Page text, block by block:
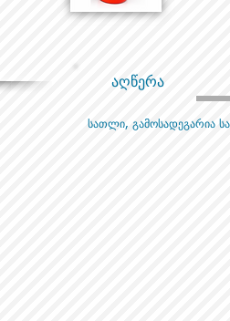
აღწერა
სათლი, გამოსადეგარია